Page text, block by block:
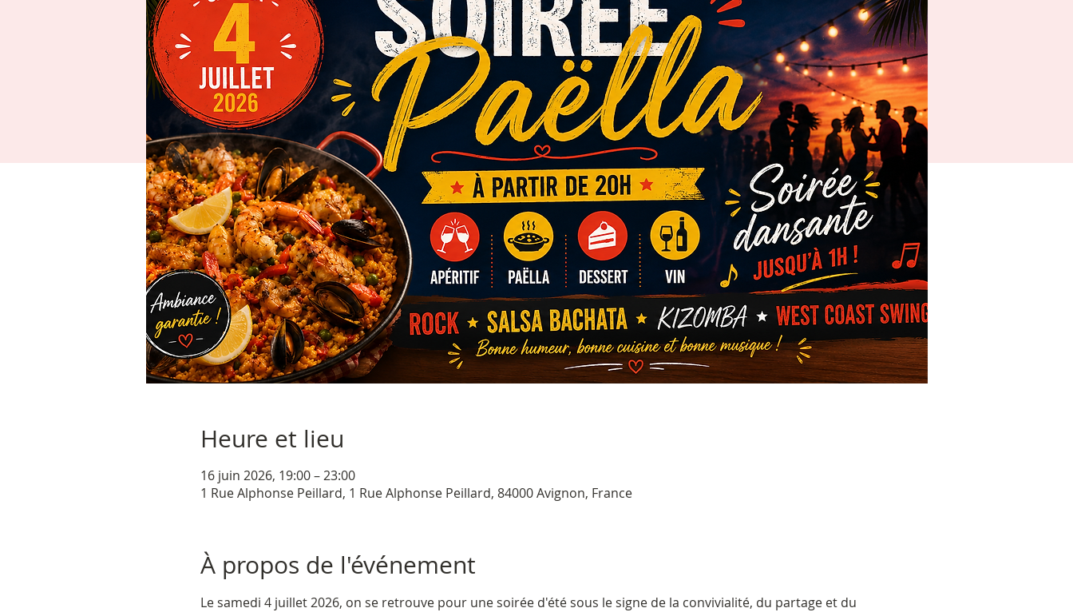
Heure et lieu
16 juin 2026, 19:00 – 23:00
1 Rue Alphonse Peillard, 1 Rue Alphonse Peillard, 84000 Avignon, France
À propos de l'événement
Le samedi 4 juillet 2026, on se retrouve pour une soirée d'été sous le signe de la convivialité, du partage et du